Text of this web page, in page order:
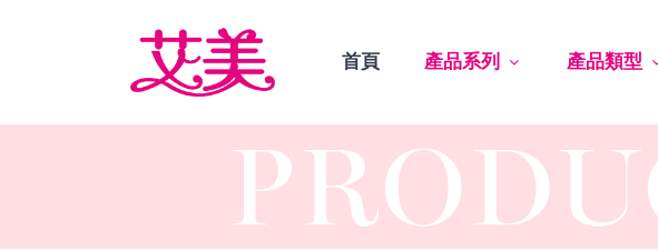
首頁 產品系列 產品類型